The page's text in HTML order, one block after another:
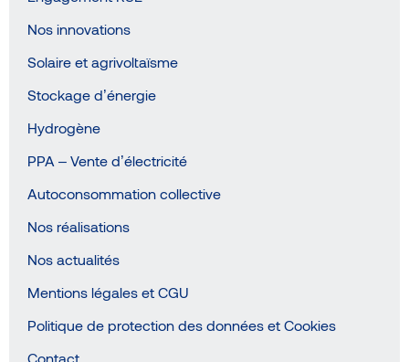
Nos innovations
Solaire et agrivoltaïsme
Stockage d’énergie
Hydrogène
PPA – Vente d’électricité
Autoconsommation collective
Nos réalisations
Nos actualités
Mentions légales et CGU
Politique de protection des données et Cookies
Contact